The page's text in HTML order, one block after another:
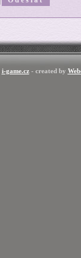
i-game.cz- created by